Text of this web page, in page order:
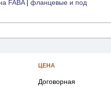
FABA| фланцевые и под
ЦЕНА
Договорная